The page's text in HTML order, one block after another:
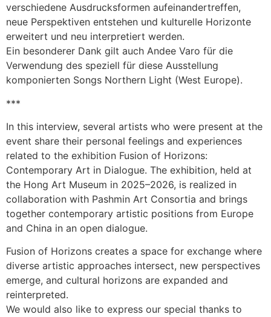
verschiedene Ausdrucksformen aufeinandertreffen,
neue Perspektiven entstehen und kulturelle Horizonte
erweitert und neu interpretiert werden.
Ein besonderer Dank gilt auch Andee Varo für die
Verwendung des speziell für diese Ausstellung
komponierten Songs Northern Light (West Europe).
***
In this interview, several artists who were present at the
event share their personal feelings and experiences
related to the exhibition Fusion of Horizons:
Contemporary Art in Dialogue. The exhibition, held at
the Hong Art Museum in 2025–2026, is realized in
collaboration with Pashmin Art Consortia and brings
together contemporary artistic positions from Europe
and China in an open dialogue.
Fusion of Horizons creates a space for exchange where
diverse artistic approaches intersect, new perspectives
emerge, and cultural horizons are expanded and
reinterpreted.
We would also like to express our special thanks to